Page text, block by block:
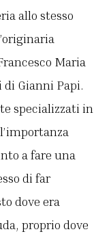
allo stesso
Maria
Gianni Papi.
specializzati in
a fare una
di far
dove era
proprio dove